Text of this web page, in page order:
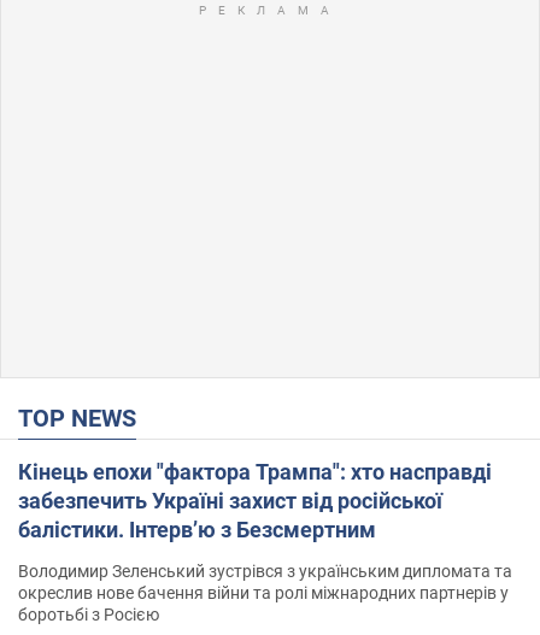
TOP NEWS
Кінець епохи "фактора Трампа": хто насправді
забезпечить Україні захист від російської
балістики. Інтерв’ю з Безсмертним
Володимир Зеленський зустрівся з українським дипломата та
окреслив нове бачення війни та ролі міжнародних партнерів у
боротьбі з Росією